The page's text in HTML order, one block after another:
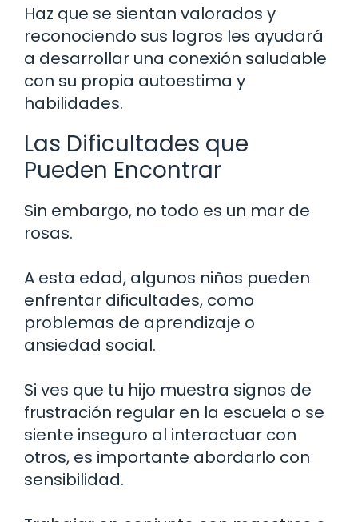
Haz que se sientan valorados y
reconociendo sus logros les ayudará
a desarrollar una conexión saludable
con su propia autoestima y
habilidades.
Las Dificultades que
Pueden Encontrar
Sin embargo, no todo es un mar de
rosas.
A esta edad, algunos niños pueden
enfrentar dificultades, como
problemas de aprendizaje o
ansiedad social.
Si ves que tu hijo muestra signos de
frustración regular en la escuela o se
siente inseguro al interactuar con
otros, es importante abordarlo con
sensibilidad.